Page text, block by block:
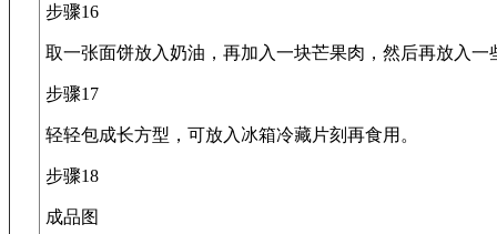
步骤16
取一张面饼放入奶油，再加入一块芒果肉，然后再放入一
步骤17
轻轻包成长方型，可放入冰箱冷藏片刻再食用。
步骤18
成品图